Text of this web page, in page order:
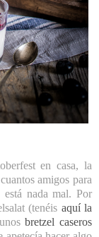
en casa, la
amigos para
nada mal. Por
(tenéis aquí la
bretzel caseros